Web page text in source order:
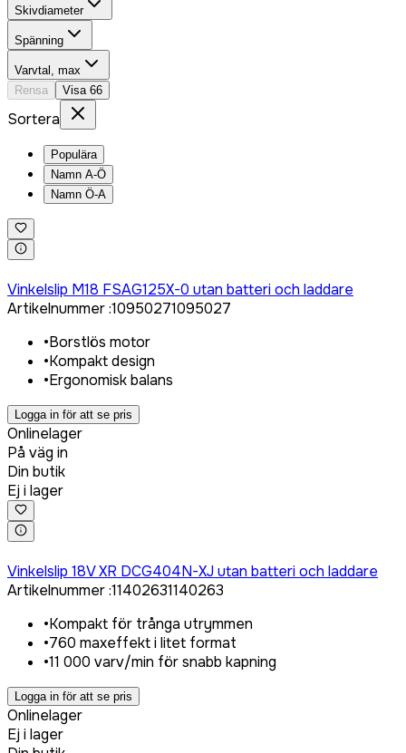
Skivdiameter
Spänning
Varvtal, max
Rensa
Visa 66
Sortera
Populära
Namn A-Ö
Namn Ö-A
Vinkelslip M18 FSAG125X-0 utan batteri och laddare
Artikelnummer:10950271095027
•Borstlös motor
•Kompakt design
•Ergonomisk balans
Logga in för att se pris
Onlinelager
På väg in
Din butik
Ej i lager
Vinkelslip 18V XR DCG404N-XJ utan batteri och laddare
Artikelnummer:11402631140263
•Kompakt för trånga utrymmen
•760 maxeffekt i litet format
•11 000 varv/min för snabb kapning
Logga in för att se pris
Onlinelager
Ej i lager